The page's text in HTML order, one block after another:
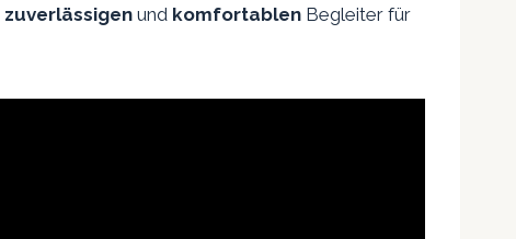
zuverlässigen und komfortablen Begleiter für